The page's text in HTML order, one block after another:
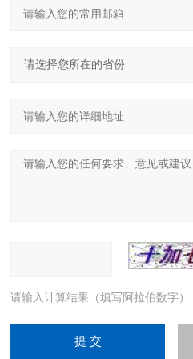
请输入计算结果（填写阿拉伯数字